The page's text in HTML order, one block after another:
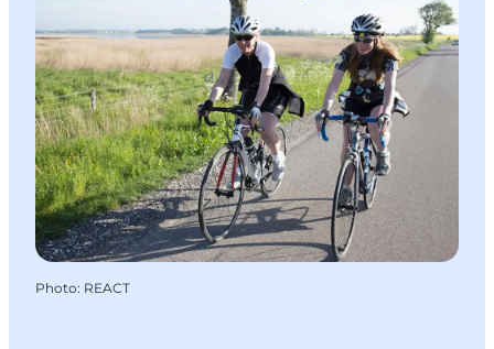
Destinations
Quoi faire
Hébergements
Planifiez votre voyage
Photo: REACT